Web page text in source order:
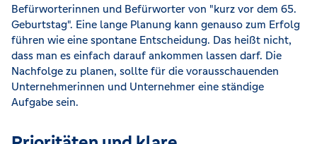
Befürworterinnen und Befürworter von "kurz vor dem 65.
Geburtstag". Eine lange Planung kann genauso zum Erfolg
führen wie eine spontane Entscheidung. Das heißt nicht,
dass man es einfach darauf ankommen lassen darf. Die
Nachfolge zu planen, sollte für die vorausschauenden
Unternehmerinnen und Unternehmer eine ständige
Aufgabe sein.